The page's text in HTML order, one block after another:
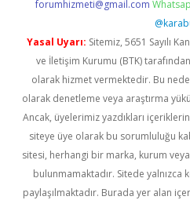
forumhizmeti@gmail.com
Yasal Uyarı: Sitemiz, 5651 Sayılı
ve İletişim Kurumu (BTK)
olarak hizmet vermektedir. Bu
olarak denetleme veya araştırma
Ancak, üyelerimiz yazdıkları
siteye üye olarak bu sorumluluğu
sitesi, herhangi bir marka, kurum
bulunmamaktadır. Sitede yalnızca
paylaşılmaktadır. Burada yer alan